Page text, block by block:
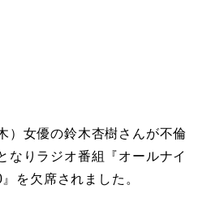
）女優の鈴木杏樹さんが不倫
なりラジオ番組『オールナイ
を欠席されました。